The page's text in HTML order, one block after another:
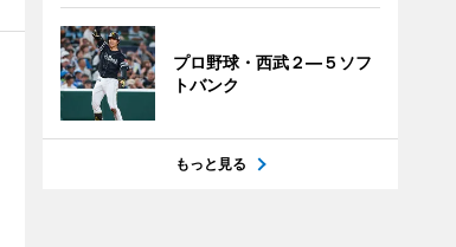
プロ野球・西武２―５ソフ
トバンク
もっと見る